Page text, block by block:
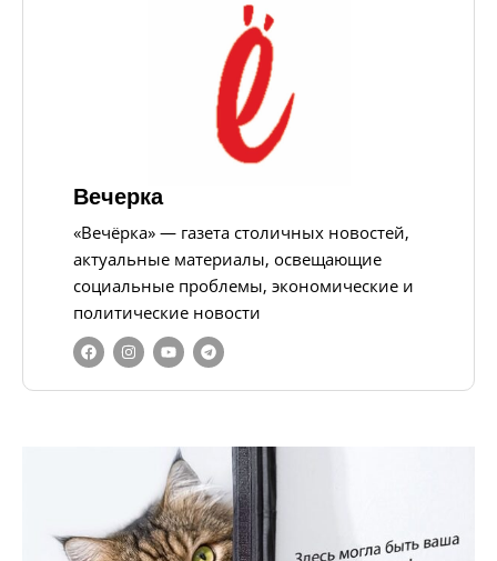
Вечерка
«Вечёрка» — газета столичных новостей,
актуальные материалы, освещающие
социальные проблемы, экономические и
политические новости